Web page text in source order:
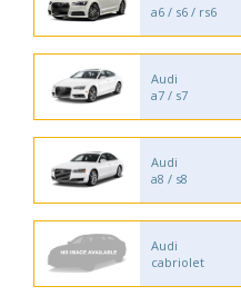
a6 / s6 / rs6
Audi
a7 / s7
Audi
a8 / s8
Audi
cabriolet